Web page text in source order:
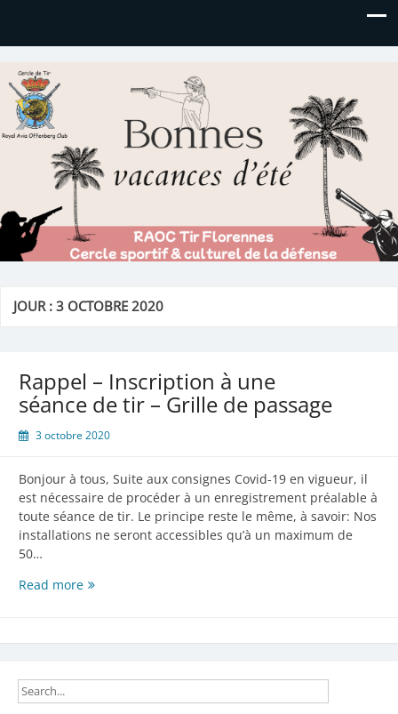
Royal AOC Florennes
Section TIR de l'AVIA
JOUR :3 OCTOBRE 2020
Rappel – Inscription à une
séance de tir – Grille de passage
3 octobre 2020
Bonjour à tous, Suite aux consignes Covid-19 en vigueur, il
est nécessaire de procéder à un enregistrement préalable à
toute séance de tir. Le principe reste le même, à savoir: Nos
installations ne seront accessibles qu’à un maximum de
50…
Read moreRappel
à
séance